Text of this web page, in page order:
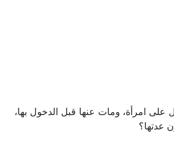
امرأة، ومات عنها قبل الدخول بها،
عدتها؟